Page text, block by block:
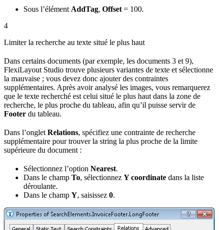
Sous l’élément AddTag, Offset = 100.
4
Limiter la recherche au texte situé le plus haut
Dans certains documents (par exemple, les documents 3 et 9),
FlexiLayout Studio trouve plusieurs variantes de texte et sélectionne
la mauvaise ; vous devez donc ajouter des contraintes
supplémentaires. Après avoir analysé les images, vous remarquerez
que le texte recherché est celui situé le plus haut dans la zone de
recherche, le plus proche du tableau, afin qu’il puisse servir de
Footer du tableau.
Dans l’onglet Relations, spécifiez une contrainte de recherche
supplémentaire pour trouver la string la plus proche de la limite
supérieure du document :
Sélectionnez l’option Nearest.
Dans le champ To, sélectionnez Y coordinate dans la liste
déroulante.
Dans le champ Y, saisissez 0.